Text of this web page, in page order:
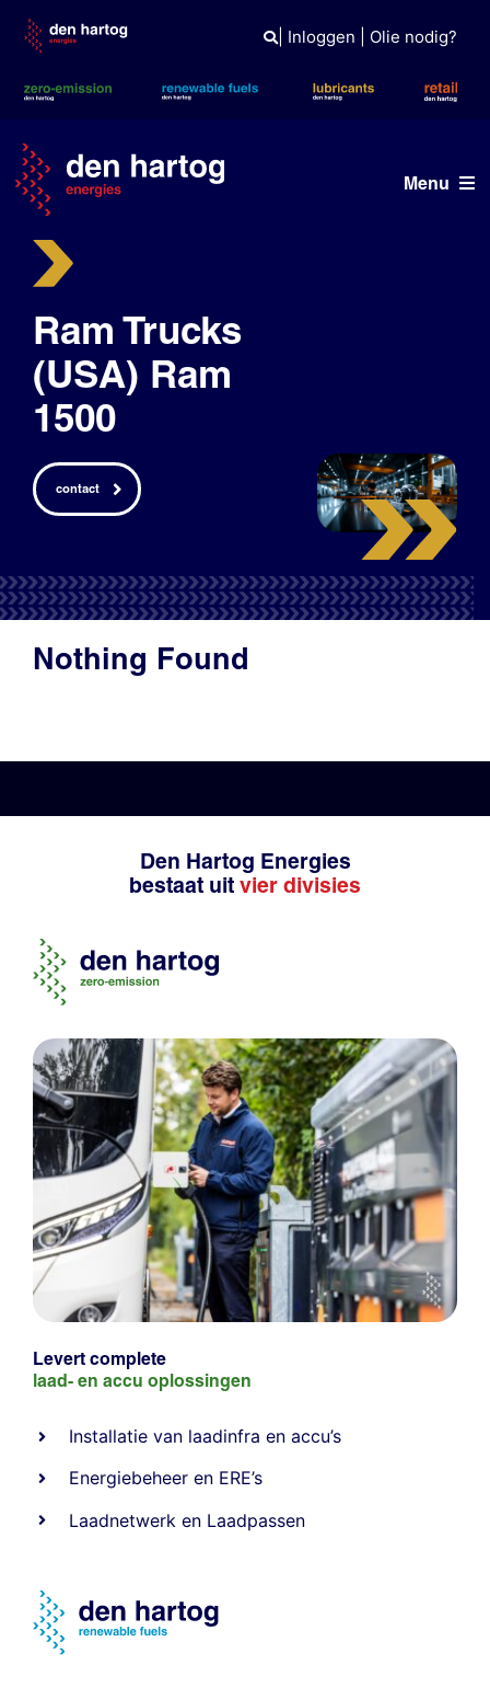
content
| Inloggen Olie nodig?
Menu
Ram Trucks
(USA) Ram
1500
contact
Nothing Found
Den Hartog Energies
bestaat uit vier divisies
Levert complete
laad- en accu oplossingen
Installatie van laadinfra en accu’s
Energiebeheer en ERE’s
Laadnetwerk en Laadpassen